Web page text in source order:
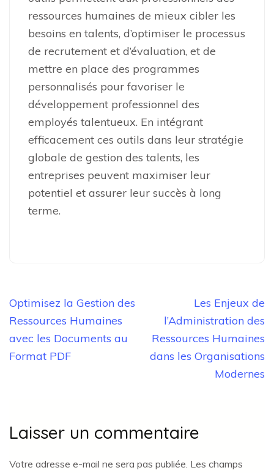
ressources humaines de mieux cibler les
besoins en talents, d’optimiser le processus
de recrutement et d’évaluation, et de
mettre en place des programmes
personnalisés pour favoriser le
développement professionnel des
employés talentueux. En intégrant
efficacement ces outils dans leur stratégie
globale de gestion des talents, les
entreprises peuvent maximiser leur
potentiel et assurer leur succès à long
terme.
Navigation
de
l’article
Optimisez la Gestion des
Ressources Humaines
avec les Documents au
Format PDF
Les Enjeux de
l’Administration des
Ressources Humaines
dans les Organisations
Modernes
Laisser un commentaire
Votre adresse e-mail ne sera pas publiée. Les champs